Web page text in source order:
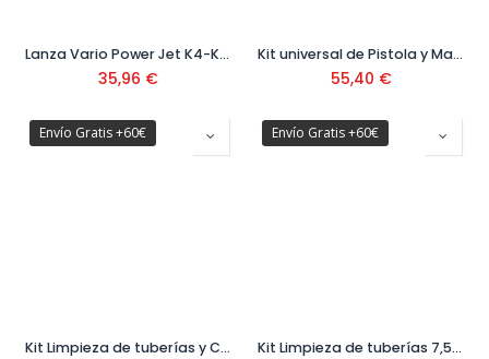
Lanza Vario Power Jet K4-K5 Ref. 2.642-725.0
35,96 €
Kit universal de Pistola y Manguera
55,40 €
Envío Gratis +60€
Kit Limpieza de tuberías y Canalones 20 mt Ref. 2.642-240.0
Envío Gratis +60€
Kit Limpieza de tuberías 7,5 mt Ref. 2.637-729.0